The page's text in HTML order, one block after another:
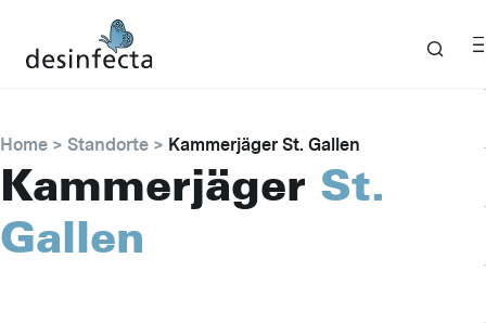
Home Standorte Kammerjäger St. Gallen
Kammerjäger St.
Gallen